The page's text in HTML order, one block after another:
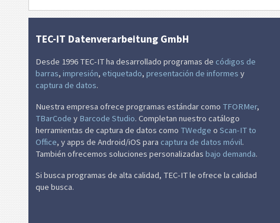
€
Mandato SEPA
₣
Factura-QR suiza
M
Miscelánea
TEC-IT Datenverarbeitung GmbH
Desde 1996 TEC-IT ha desarrollado programas de códigos de
barras, impresión, etiquetado, presentación de informes y
captura de datos.
Nuestra empresa ofrece programas estándar como TFORMer,
TBarCode y Barcode Studio. Completan nuestro catálogo
herramientas de captura de datos como TWedge o Scan-IT to
Office, y apps de Android/iOS para captura de datos móvil.
También ofrecemos soluciones personalizadas bajo demanda.
Si busca programas de alta calidad, TEC-IT le ofrece la calidad
que busca.